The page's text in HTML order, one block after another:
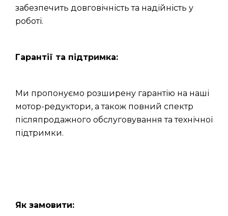
забезпечить довговічність та надійність у
роботі.
Гарантії та підтримка:
Ми пропонуємо розширену гарантію на наші
мотор-редуктори, а також повний спектр
післяпродажного обслуговування та технічної
підтримки.
Як замовити: